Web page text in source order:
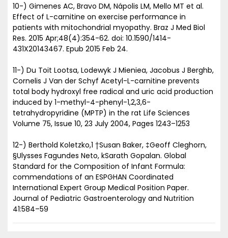
10-) Gimenes AC, Bravo DM, Nápolis LM, Mello MT et al.
Effect of L-carnitine on exercise performance in
patients with mitochondrial myopathy. Braz J Med Biol
Res. 2015 Apr;48(4):354-62. doi: 10.1590/1414-
431X20143467. Epub 2015 Feb 24.
11-) Du Toit Lootsa, Lodewyk J Mieniea, Jacobus J Berghb,
Cornelis J Van der Schyf Acetyl-L-carnitine prevents
total body hydroxyl free radical and uric acid production
induced by 1-methyl-4-phenyl-1,2,3,6-
tetrahydropyridine (MPTP) in the rat Life Sciences
Volume 75, Issue 10, 23 July 2004, Pages 1243–1253
12-) Berthold Koletzko,1 †Susan Baker, ‡Geoff Cleghorn,
§Ulysses Fagundes Neto, kSarath Gopalan. Global
Standard for the Composition of Infant Formula:
commendations of an ESPGHAN Coordinated
International Expert Group Medical Position Paper.
Journal of Pediatric Gastroenterology and Nutrition
41:584–59